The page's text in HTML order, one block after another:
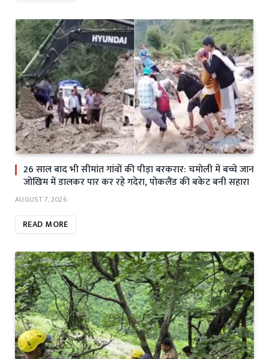
26 साल बाद भी सीमांत गांवों की पीड़ा बरकरार: चमोली में बच्चे जान
जोखिम में डालकर पार कर रहे गदेरा, पोकलैंड की बकेट बनी सहारा
AUGUST 7, 2026
READ MORE